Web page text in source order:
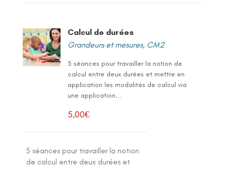
Calcul de durées
Grandeurs et mesures, CM2
5 séances pour travailler la notion de
calcul entre deux durées et mettre en
application les modalités de calcul via
une application...
5,00€
5 séances pour travailler la notion
de calcul entre deux durées et